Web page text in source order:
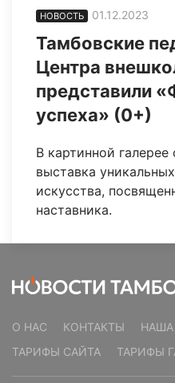
НОВОСТЬ 01.12.2023
Тамбовские
Центра
представили
успеха» (0+)
В картинной галерее
выставка
искусства,
наставника.
О НАС КОНТАКТЫ
ТАРИФЫ САЙТА
ТАРИФЫ